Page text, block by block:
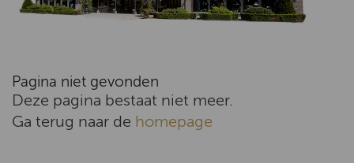
Pagina niet gevonden
Deze pagina bestaat niet meer.
Ga terug naar de homepage